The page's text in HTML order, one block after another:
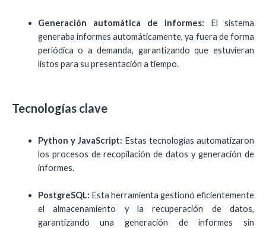
Generación automática de informes: El sistema
generaba informes automáticamente, ya fuera de forma
periódica o a demanda, garantizando que estuvieran
listos para su presentación a tiempo.
Tecnologías clave
Python y JavaScript: Estas tecnologías automatizaron
los procesos de recopilación de datos y generación de
informes.
PostgreSQL: Esta herramienta gestionó eficientemente
el almacenamiento y la recuperación de datos,
garantizando una generación de informes sin